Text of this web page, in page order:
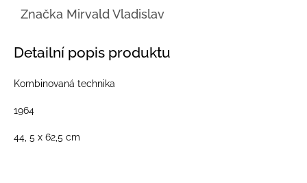
Značka Mirvald Vladislav
Detailní popis produktu
Kombinovaná technika
1964
44, 5 x 62,5 cm